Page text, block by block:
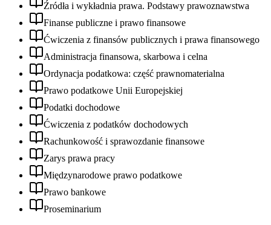
Źródła i wykładnia prawa. Podstawy prawoznawstwa
Finanse publiczne i prawo finansowe
Ćwiczenia z finansów publicznych i prawa finansowego
Administracja finansowa, skarbowa i celna
Ordynacja podatkowa: część prawnomaterialna
Prawo podatkowe Unii Europejskiej
Podatki dochodowe
Ćwiczenia z podatków dochodowych
Rachunkowość i sprawozdanie finansowe
Zarys prawa pracy
Międzynarodowe prawo podatkowe
Prawo bankowe
Proseminarium